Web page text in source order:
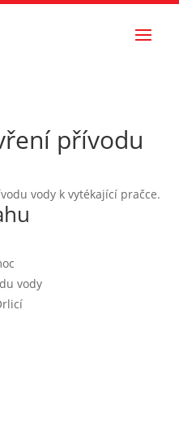
přívodu
vody k vytékající pračce.
vody